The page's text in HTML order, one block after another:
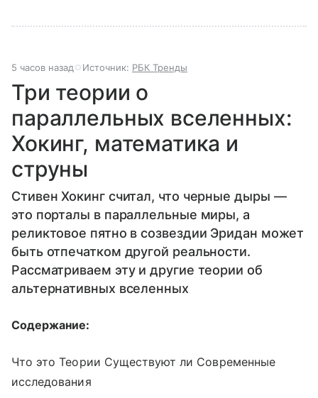
5 часов назад Источник: РБК Тренды
Три теории о
параллельных вселенных:
Хокинг, математика и
струны
Стивен Хокинг считал, что черные дыры —
это порталы в параллельные миры, а
реликтовое пятно в созвездии Эридан может
быть отпечатком другой реальности.
Рассматриваем эту и другие теории об
альтернативных вселенных
Содержание:
Что это Теории Существуют ли Современные
исследования